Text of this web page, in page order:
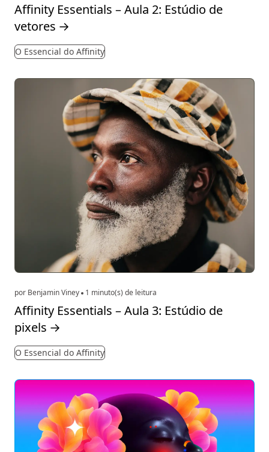
Affinity Essentials – Aula 2: Estúdio de
vetores →
O Essencial do Affinity
por Benjamin Viney 1 minuto(s) de leitura
Affinity Essentials – Aula 3: Estúdio de
pixels →
O Essencial do Affinity